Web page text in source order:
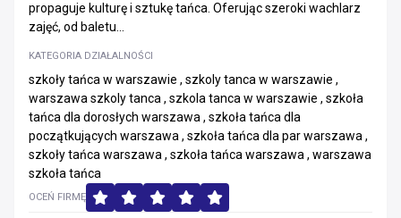
propaguje kulturę i sztukę tańca. Oferując szeroki wachlarz
zajęć, od baletu...
KATEGORIA DZIAŁALNOŚCI
szkoły tańca w warszawie , szkoly tanca w warszawie ,
warszawa szkoly tanca , szkola tanca w warszawie , szkoła
tańca dla dorosłych warszawa , szkoła tańca dla
początkujących warszawa , szkoła tańca dla par warszawa ,
szkoły tańca warszawa , szkoła tańca warszawa , warszawa
szkoła tańca
OCEŃ FIRMĘ